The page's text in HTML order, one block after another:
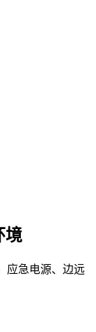
境
应急电源、边远